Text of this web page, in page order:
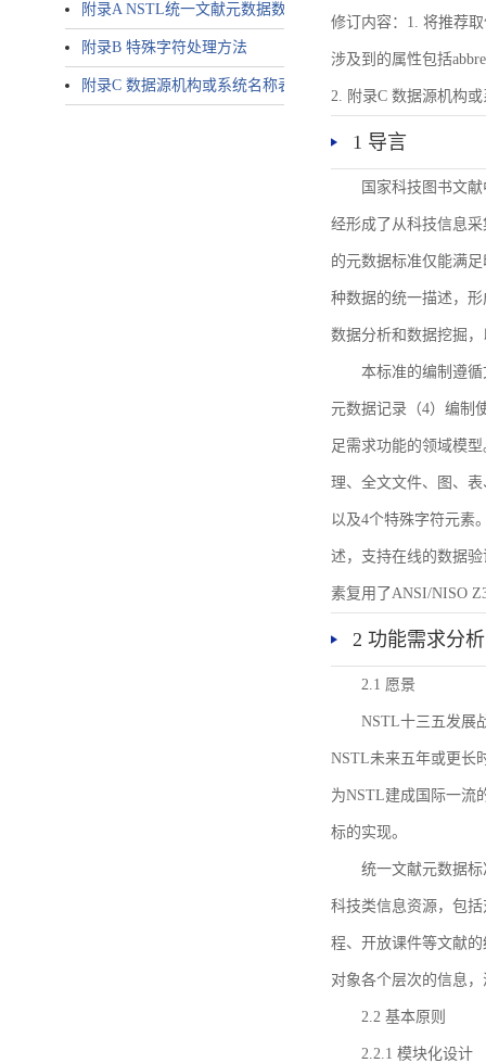
附录A NSTL统一文献元数据数据唯一标识符规则
附录B 特殊字符处理方法
附录C 数据源机构或系统名称表
修订内容：1. 将推荐
涉及到的属性包括
2. 附录C 数据源机构或
1 导言
国家科技图书文
经形成了从科技信息
的元数据标准仅能满
种数据的统一描述，
数据分析和数据挖掘
本标准的编制遵
元数据记录（4）编制
足需求功能的领域模
理、全文文件、图、
以及4个特殊字符元素
述，支持在线的数据
素复用了ANSI/NISO
2 功能需求分析
2.1 愿景
NSTL十三五发展
NSTL未来五年或更长
为NSTL建成国际一流
标的实现。
统一文献元数据
科技类信息资源，包
程、开放课件等文献
对象各个层次的信息
2.2 基本原则
2.2.1 模块化设计